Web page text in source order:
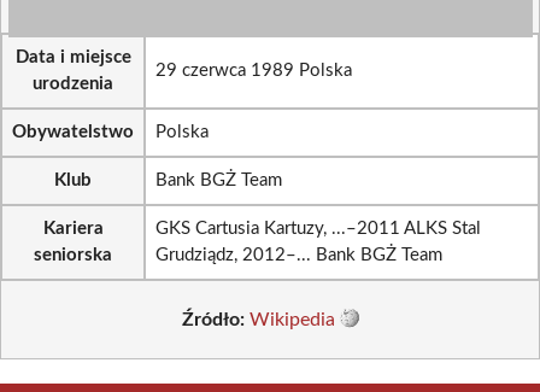
Data i miejsce
urodzenia
29 czerwca 1989 Polska
Obywatelstwo Polska
Klub Bank BGŻ Team
Kariera
seniorska
GKS Cartusia Kartuzy, ...–2011 ALKS Stal
Grudziądz, 2012–... Bank BGŻ Team
Źródło: Wikipedia